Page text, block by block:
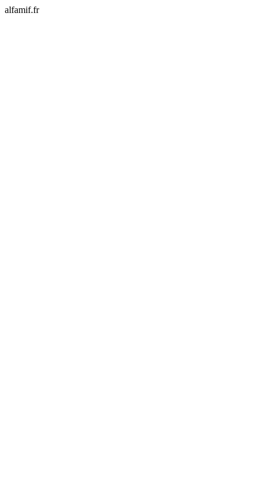
alfamif.fr